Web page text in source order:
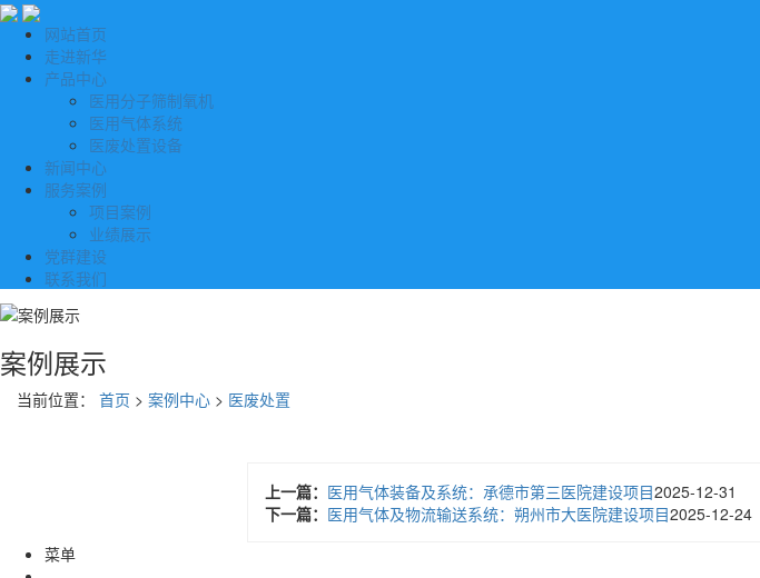
网站首页
走进新华
产品中心
医用分子筛制氧机
医用气体系统
医废处置设备
新闻中心
服务案例
项目案例
业绩展示
党群建设
联系我们
案例展示
当前位置： 首页 > 案例中心 > 医废处置
上一篇： 医用气体装备及系统：承德市第三医院建设项目2025-12-31
下一篇： 医用气体及物流输送系统：朔州市大医院建设项目2025-12-24
菜单